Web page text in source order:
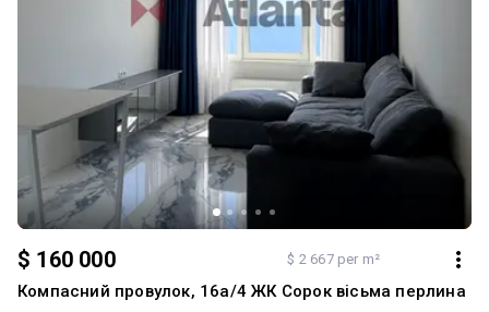
$ 160 000 $ 2 667 per m²
Компасний провулок, 16а/4 ЖК Сорок вісьма перлина